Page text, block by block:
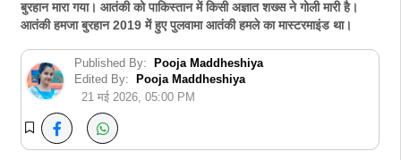
बुरहान मारा गया। आतंकी को पाकिस्तान में किसी अज्ञात शख्स ने गोली मारी है।
आतंकी हमजा बुरहान 2019 में हुए पुलवामा आतंकी हमले का मास्टरमाइंड था।
Published By:
Pooja Maddheshiya
Edited By:
Pooja Maddheshiya
21 मई 2026, 05:00 PM